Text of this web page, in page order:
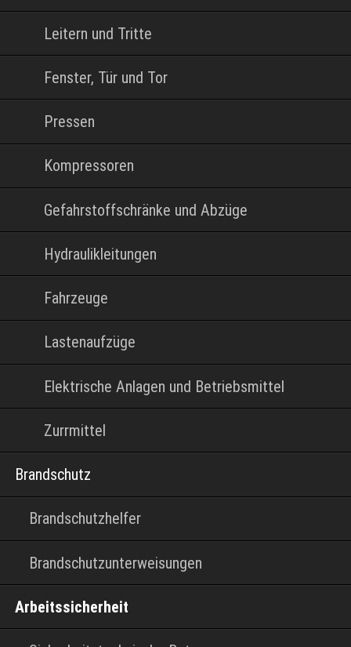
Leitern und Tritte
Fenster, Tür und Tor
Pressen
Kompressoren
Gefahrstoffschränke und Abzüge
Hydraulikleitungen
Fahrzeuge
Lastenaufzüge
Elektrische Anlagen und Betriebsmittel
Zurrmittel
Brandschutz
Brandschutzhelfer
Brandschutzunterweisungen
Arbeitssicherheit